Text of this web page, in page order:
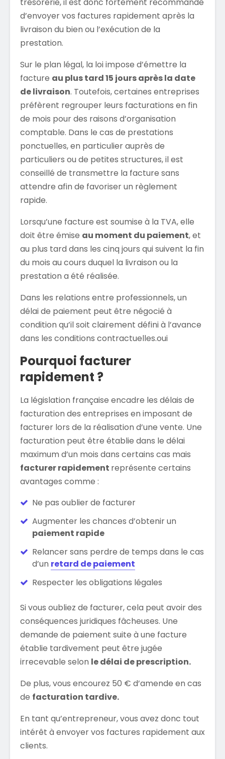
d’envoyer vos factures rapidement après la
livraison du bien ou l’exécution de la
prestation.
Sur le plan légal, la loi impose d’émettre la
facture au plus tard 15 jours après la date
de livraison. Toutefois, certaines entreprises
préfèrent regrouper leurs facturations en fin
de mois pour des raisons d’organisation
comptable. Dans le cas de prestations
ponctuelles, en particulier auprès de
particuliers ou de petites structures, il est
conseillé de transmettre la facture sans
attendre afin de favoriser un règlement
rapide.
Lorsqu’une facture est soumise à la TVA, elle
doit être émise au moment du paiement, et
au plus tard dans les cinq jours qui suivent la fin
du mois au cours duquel la livraison ou la
prestation a été réalisée.
Dans les relations entre professionnels, un
délai de paiement peut être négocié à
condition qu’il soit clairement défini à l’avance
dans les conditions contractuelles.oui
Pourquoi facturer
rapidement ?
La législation française encadre les délais de
facturation des entreprises en imposant de
facturer lors de la réalisation d’une vente. Une
facturation peut être établie dans le délai
maximum d’un mois dans certains cas mais
facturer rapidement représente certains
avantages comme :
Ne pas oublier de facturer
Augmenter les chances d’obtenir un
paiement rapide
Relancer sans perdre de temps dans le cas
d’un retard de paiement
Respecter les obligations légales
Si vous oubliez de facturer, cela peut avoir des
conséquences juridiques fâcheuses. Une
demande de paiement suite à une facture
établie tardivement peut être jugée
irrecevable selon le délai de prescription.
De plus, vous encourez 50 € d’amende en cas
de facturation tardive.
En tant qu’entrepreneur, vous avez donc tout
intérêt à envoyer vos factures rapidement aux
clients.